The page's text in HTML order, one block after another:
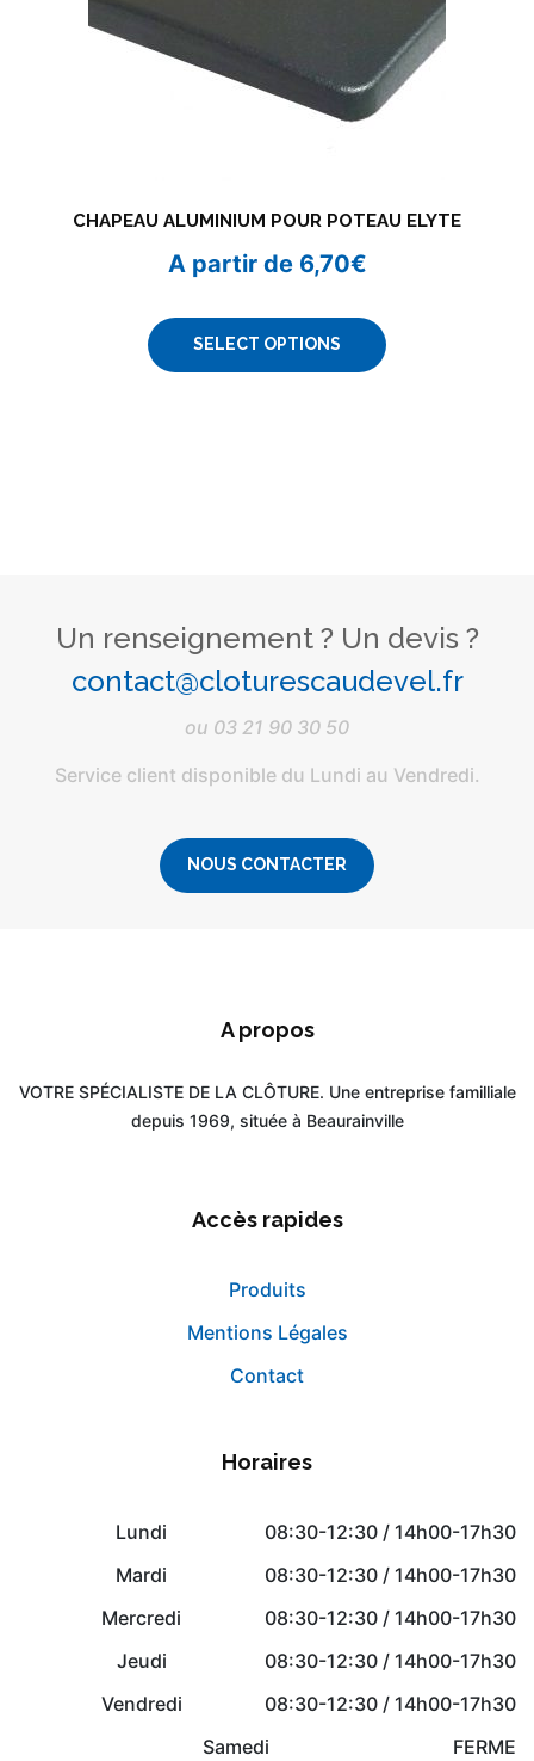
CHAPEAU ALUMINIUM POUR POTEAU ELYTE
A partir de 6,70€
SELECT OPTIONS
Un renseignement ? Un devis ?
contact@cloturescaudevel.fr
ou 03 21 90 30 50
Service client disponible du Lundi au Vendredi.
NOUS CONTACTER
A propos
VOTRE SPÉCIALISTE DE LA CLÔTURE. Une entreprise familliale
depuis 1969, située à Beaurainville
Accès rapides
Produits
Mentions Légales
Contact
Horaires
Lundi
08:30-12:30 / 14h00-17h30
Mardi
08:30-12:30 / 14h00-17h30
Mercredi
08:30-12:30 / 14h00-17h30
Jeudi
08:30-12:30 / 14h00-17h30
Vendredi
08:30-12:30 / 14h00-17h30
Samedi
FERME